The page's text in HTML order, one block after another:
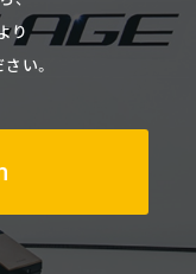
り
い。